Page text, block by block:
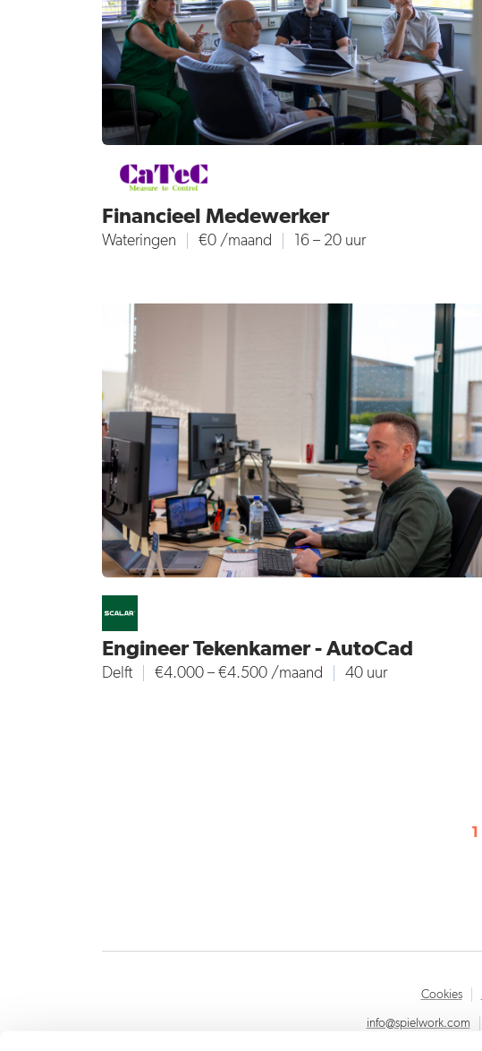
Financieel Medewerker
Wateringen €0 /maand 16 – 20 uur
Engineer Tekenkamer - AutoCad
Delft €4.000 – €4.500 /maand 40 uur
1
Cookies
info@spielwork.com